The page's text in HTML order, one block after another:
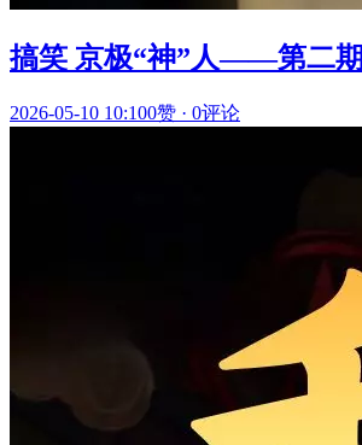
搞笑 京极“神”人——第二期
2026-05-10 10:100赞 · 0评论